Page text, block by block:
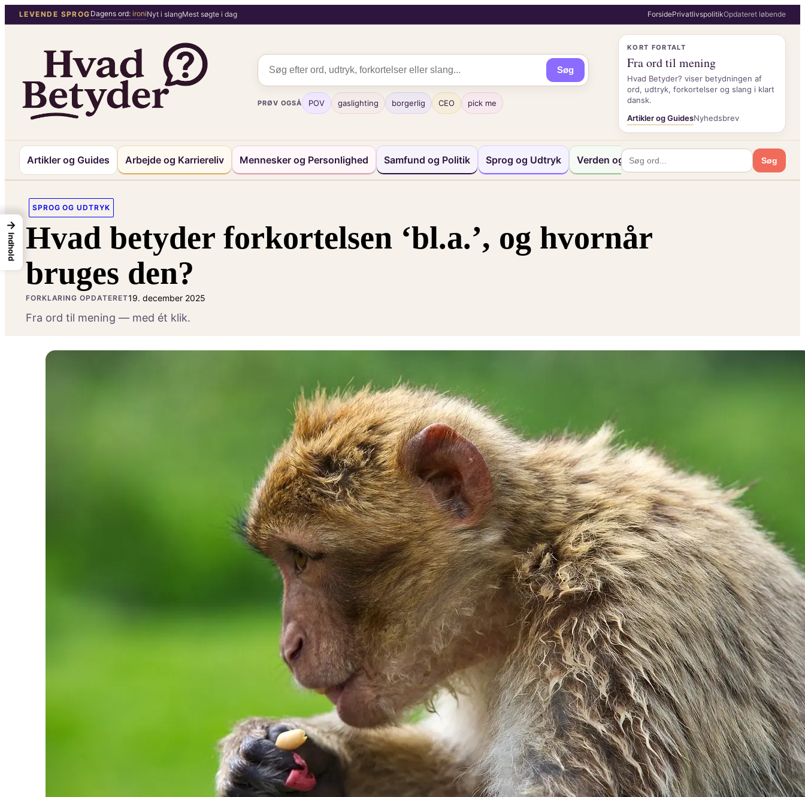
Spring
til
LEVENDE SPROG Dagens ord: ironiNyt i slangMest søgte i dag ForsidePrivatlivspolitikOpdateret løbende
Søg
PRØV OGSÅ POV gaslighting borgerlig CEO pick me
KORT FORTALT
Fra ord til mening
Hvad Betyder? viser betydningen af
ord, udtryk, forkortelser og slang i klart
dansk.
Artikler og GuidesNyhedsbrev
Artikler og Guides Arbejde og Karriereliv Mennesker og Personlighed Samfund og Politik Sprog og Udtryk Verden og Kultur Søg
SPROG OG UDTRYK
Hvad betyder forkortelsen ‘bl.a.’, og hvornår
bruges den?
FORKLARING OPDATERET19. december 2025
Fra ord til mening — med ét klik.
→
Indhold